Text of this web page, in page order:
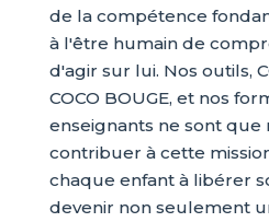
de la compétence
à l'être humain de
d'agir sur lui. Nos outils,
COCO BOUGE, et nos
enseignants ne sont que
contribuer à cette
chaque enfant à libérer
devenir non seulement